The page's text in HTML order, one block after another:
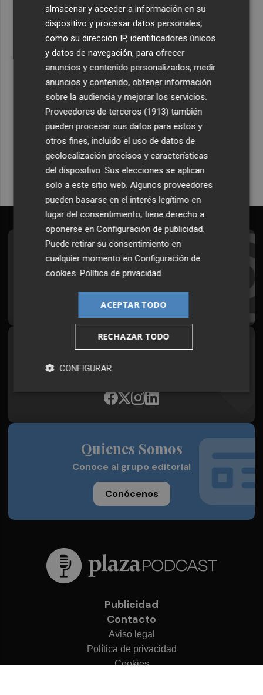
El eclipse solar dispara el turismo y las búsquedas de
alojamiento crecen hasta un 500%
Recibe toda la actualidad de
Plaza Podcast en tu correo
Quiero suscribirme
Suscríbete al Boletín
Todos los días a primera hora en tu email
¡Quiero suscribirme!
Síguenos en redes
Plaza Podcast, desde cualquier medio
Quienes Somos
Conoce al grupo editorial
Conócenos
Publicidad
Contacto
Aviso legal
Política de privacidad
Cookies
almacenar y acceder a información en su
dispositivo y procesar datos personales,
como su dirección IP, identificadores únicos
y datos de navegación, para ofrecer
anuncios y contenido personalizados, medir
anuncios y contenido, obtener información
sobre la audiencia y mejorar los servicios.
Proveedores de terceros (1913) también
pueden procesar sus datos para estos y
otros fines, incluido el uso de datos de
geolocalización precisos y características
del dispositivo. Sus elecciones se aplican
solo a este sitio web. Algunos proveedores
pueden basarse en el interés legítimo en
lugar del consentimiento; tiene derecho a
oponerse enConfiguración de publicidad
Puede retirar su consentimiento en
cualquier momento enConfiguración de
cookies .Política de privacidad
ACEPTAR TODO
RECHAZAR TODO
CONFIGURAR